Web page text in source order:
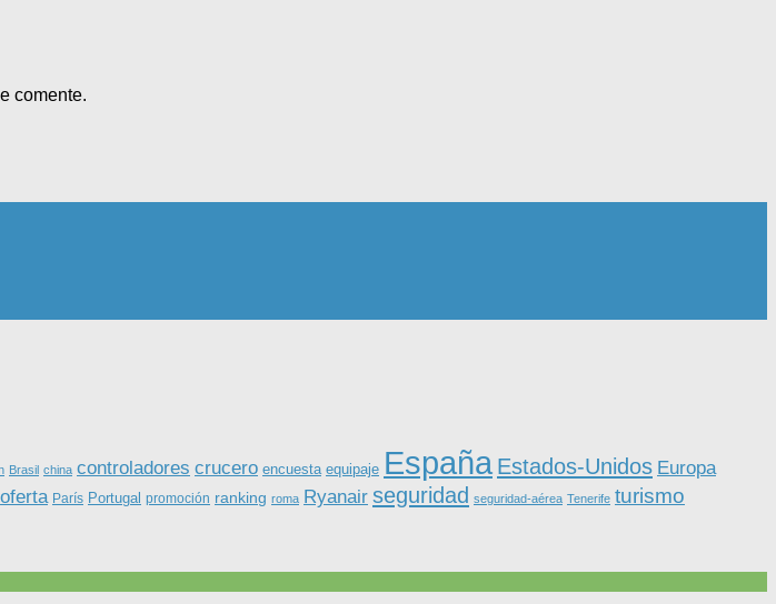
comente.
Brasil china controladores crucero encuesta equipaje España Estados-Unidos Europa
oferta París Portugal promoción ranking roma Ryanair seguridad seguridad-aérea Tenerife turismo